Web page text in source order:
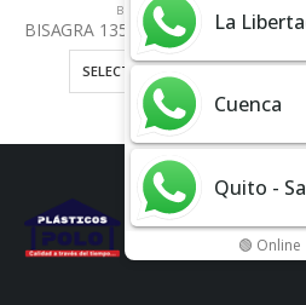
BISAGRA
BISAGRA 135º VIDRIO – VIDRIO
SELECT OPTIONS
La
Cuenca
Quito -
🟢